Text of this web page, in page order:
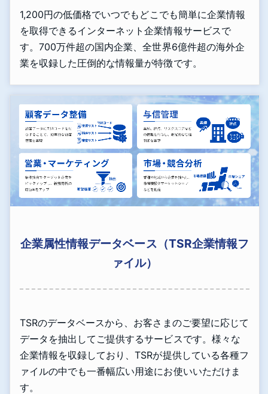
1,200円の低価格でいつでもどこでも簡単に企業情報
を取得できるインターネット企業情報サービスで
す。700万件超の国内企業、全世界6億件超の海外企
業を収録した圧倒的な情報量が特徴です。
企業属性情報データベース（TSR企業情報フ
ァイル）
TSRのデータベースから、お客さまのご要望に応じて
データを抽出してご提供するサービスです。様々な
企業情報を収録しており、TSRが提供している各種フ
ァイルの中でも一番幅広い用途にお使いいただけま
す。